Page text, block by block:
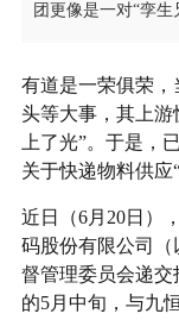
团更像是一对“孪生
有道是一荣俱荣，
头等大事，其上游
上了光”。于是，
关于快递物料供应
近日（6月20日）
码股份有限公司
督管理委员会递
的5月中旬，与九